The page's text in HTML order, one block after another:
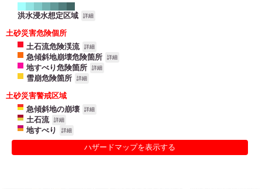
洪水浸水想定区域 詳細
土砂災害危険個所
土石流危険渓流
詳細
急傾斜地崩壊危険箇所 詳細
地すべり危険箇所 詳細
雪崩危険箇所 詳細
土砂災害警戒区域
急傾斜地の崩壊
詳細
土石流 詳細
地すべり 詳細
ハザードマップを表示する